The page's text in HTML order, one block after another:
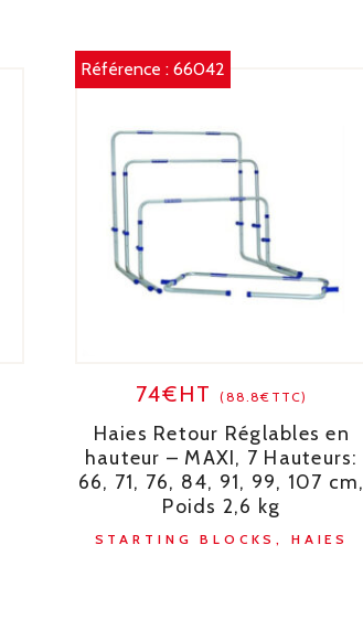
Référence : 66042
74€HT(88.8€TTC)
Haies Retour Réglables en
hauteur – MAXI, 7 Hauteurs:
66, 71, 76, 84, 91, 99, 107 cm,
Poids 2,6 kg
STARTING BLOCKS, HAIES